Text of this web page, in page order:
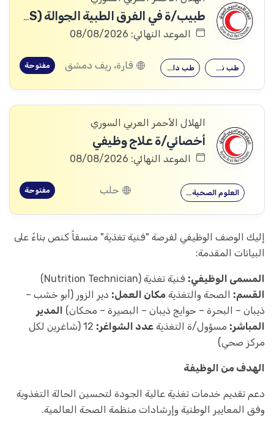
طبيب/ة في الفرق الطبية الجوالة (701HRS)
الموعد النهائي: 08/08/2026
طب داخلي طب نسائية قارة، ريف دمشق مفتوحة
الهلال الأحمر العربي السوري
أخصائي/ة علاج وظيفي
الموعد النهائي: 08/08/2026
العلوم الصحية… حلب مفتوحة
إليك الوصف الوظيفي لفرصة "فنية تغذية" منسقاً كنص بناءً على
البيانات المقدمة:
المسمى الوظيفي: فنية تغذية (Nutrition Technician)
القسم: الصحة والتغذية مكان العمل: دير الزور (أبو خشب –
ذيبان – البحرة – حوايج ذيبان – البصيرة – محكان) المدير
المباشر: مسؤول/ة التغذية عدد الشواغر:
12 (شاغرين لكل
مركز صحي)
الهدف من الوظيفة
دعم تقديم خدمات تغذية عالية الجودة لتحسين الحالة التغذوية
وفق المعايير الوطنية وإرشادات منظمة الصحة العالمية.